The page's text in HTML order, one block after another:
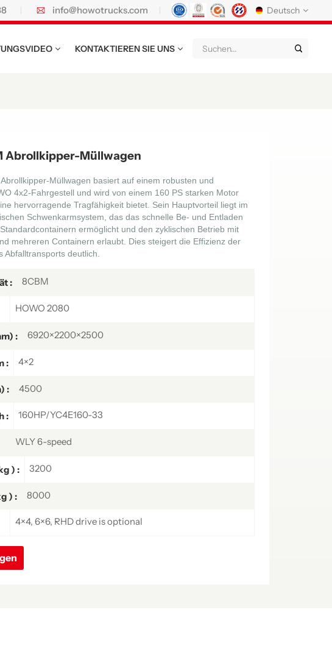
info@howotrucks.com Deutsch
Tiếng Việt عربي
မြန်မာ Filipino
KONTAKTIEREN SIE UNS
Abrollkipper-Müllwagen
Müllwagen basiert auf einem robusten und
4x2-Fahrgestell und wird von einem 160 PS starken Motor
hervorragende Tragfähigkeit bietet. Sein Hauptvorteil liegt im
Schwenkarmsystem, das das schnelle Be- und Entladen
ermöglicht und den zyklischen Betrieb mit
mehreren Containern erlaubt. Dies steigert die Effizienz der
Abfalltransports deutlich.
: 8CBM
HOWO 2080
: 6920×2200×2500
: 4×2
: 4500
: 160HP/YC4E160-33
WLY 6-speed
) : 3200
) : 8000
4×4, 6×6, RHD drive is optional